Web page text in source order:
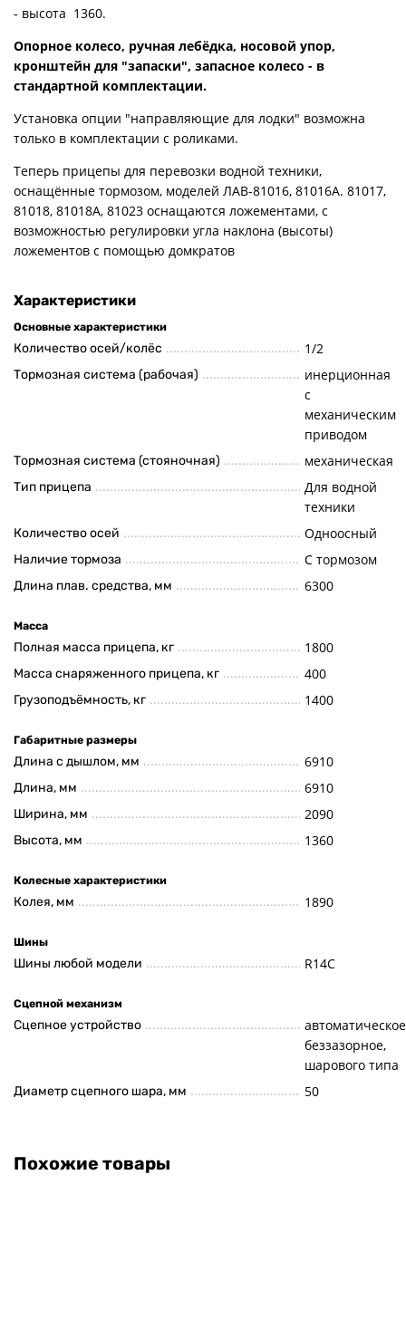
- высота 1360.
Опорное колесо, ручная лебёдка, носовой упор,
кронштейн для "запаски", запасное колесо - в
стандартной комплектации.
Установка опции "направляющие для лодки" возможна
только в комплектации с роликами.
Теперь прицепы для перевозки водной техники,
оснащённые тормозом, моделей ЛАВ-81016, 81016А. 81017,
81018, 81018А, 81023 оснащаются ложементами, с
возможностью регулировки угла наклона (высоты)
ложементов с помощью домкратов
Характеристики
Основные характеристики
Количество осей/колёс 1/2
Тормозная система (рабочая)
инерционная
с
механическим
приводом
Тормозная система (стояночная) механическая
Тип прицепа
Для водной
техники
Количество осей Одноосный
Наличие тормоза С тормозом
Длина плав. средства, мм 6300
Масса
Полная масса прицепа, кг 1800
Масса снаряженного прицепа, кг 400
Грузоподъёмность, кг 1400
Габаритные размеры
Длина с дышлом, мм 6910
Длина, мм 6910
Ширина, мм 2090
Высота, мм 1360
Колесные характеристики
Колея, мм 1890
Шины
Шины любой модели R14C
Сцепной механизм
Сцепное устройство
беззазорное,
шарового типа
Диаметр сцепного шара, мм 50
Похожие товары